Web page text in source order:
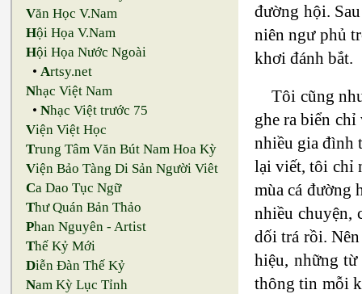
Văn Học V.Nam
Hội Họa V.Nam
Hội Họa Nước Ngoài
•Artsy.net
Nhạc Việt Nam
•Nhạc Việt trước 75
Viện Việt Học
Trung Tâm Văn Bút Nam Hoa Kỳ
Viện Bảo Tàng Di Sản Người Viêt
Ca Dao Tục Ngữ
Thư Quán Bản Thảo
Phan Nguyên - Artist
Thế Kỷ Mới
Diễn Đàn Thế Kỷ
Nam Kỳ Lục Tỉnh
đường hội.
niên ngư phủ
khơi đánh bắt.
Tôi cũng
ghe ra biển
nhiều gia đình
lại viết, tôi chỉ
mùa cá đường
nhiều chuyện,
dối trá rồi.
hiệu, những
thông tin mỗi